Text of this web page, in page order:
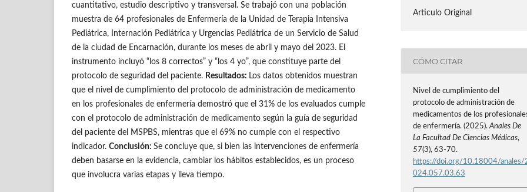
cuantitativo, estudio descriptivo y transversal. Se trabajó con una población
muestra de 64 profesionales de Enfermería de la Unidad de Terapia Intensiva
Pediátrica, Internación Pediátrica y Urgencias Pediátrica de un Servicio de Salud
de la ciudad de Encarnación, durante los meses de abril y mayo del 2023. El
instrumento incluyó “los 8 correctos” y “los 4 yo”, que constituye parte del
protocolo de seguridad del paciente. Resultados: Los datos obtenidos muestran
que el nivel de cumplimiento del protocolo de administración de medicamento
en los profesionales de enfermería demostró que el 31% de los evaluados cumple
con el protocolo de administración de medicamento según la guía de seguridad
del paciente del MSPBS, mientras que el 69% no cumple con el respectivo
indicador. Conclusión: Se concluye que, si bien las intervenciones de enfermería
deben basarse en la evidencia, cambiar los hábitos establecidos, es un proceso
que involucra varias etapas y lleva tiempo.
Articulo Original
CÓMO CITAR
Nivel de cumplimiento del
protocolo de administración de
medicamentos de los
de enfermería. (2025).Anales De
La Facultad De Ciencias Médicas,
57(3), 63-70.
https://doi.org/10.18004/anales/
024.057.03.63